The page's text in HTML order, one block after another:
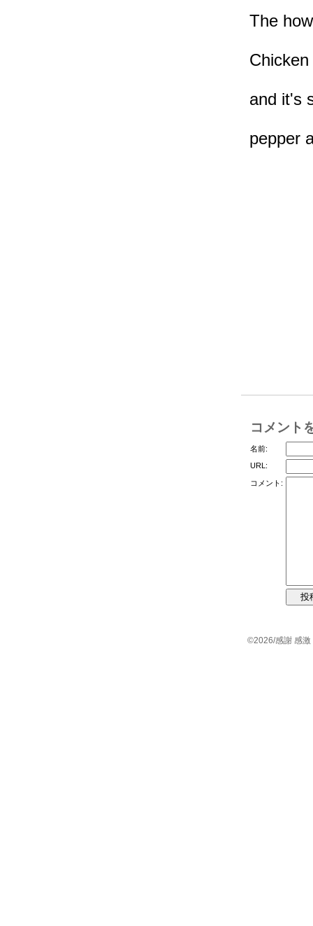
The
and it's
pepper
コメント
名前:
URL:
コメント:
©2026/感謝 感激